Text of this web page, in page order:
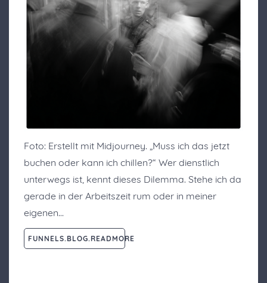
Foto: Erstellt mit Midjourney. „Muss ich das jetzt
buchen oder kann ich chillen?“ Wer dienstlich
unterwegs ist, kennt dieses Dilemma. Stehe ich da
gerade in der Arbeitszeit rum oder in meiner
eigenen…
FUNNELS.BLOG.READMORE